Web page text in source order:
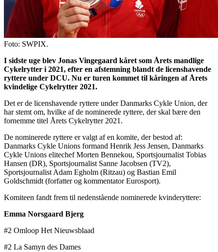
Foto: SWPIX.
I sidste uge blev Jonas Vingegaard kåret som Årets mandlige
Cykelrytter i 2021, efter en afstemning blandt de licenshavende
ryttere under DCU. Nu er turen kommet til kåringen af Årets
kvindelige Cykelrytter 2021.
Det er de licenshavende ryttere under Danmarks Cykle Union, der
har stemt om, hvilke af de nominerede ryttere, der skal bære den
fornemme titel Årets Cykelrytter 2021.
De nominerede ryttere er valgt af en komite, der bestod af:
Danmarks Cykle Unions formand Henrik Jess Jensen, Danmarks
Cykle Unions elitechef Morten Bennekou, Sportsjournalist Tobias
Hansen (DR), Sportsjournalist Sanne Jacobsen (TV2),
Sportsjournalist Adam Egholm (Ritzau) og Bastian Emil
Goldschmidt (forfatter og kommentator Eurosport).
Komiteen fandt frem til nedenstående nominerede kvinderyttere:
Emma Norsgaard Bjerg
#2 Omloop Het Nieuwsblaad
#2 La Samyn des Dames